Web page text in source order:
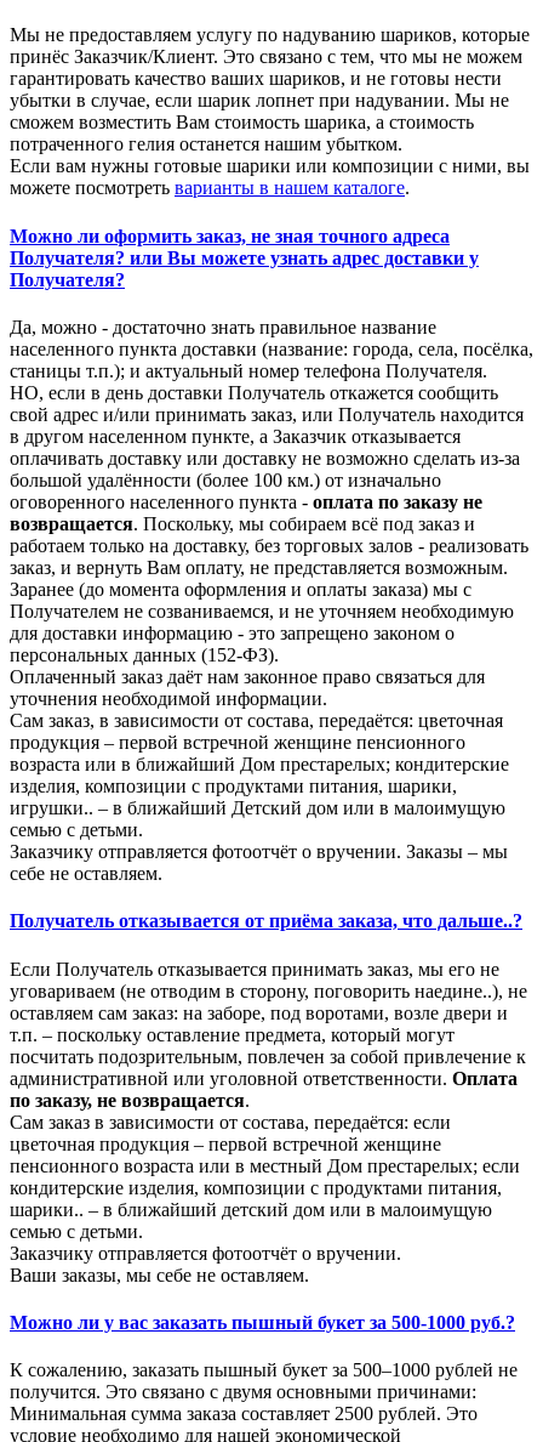
Мы не предоставляем услугу по надуванию шариков, которые
принёс Заказчик/Клиент. Это связано с тем, что мы не можем
гарантировать качество ваших шариков, и не готовы нести
убытки в случае, если шарик лопнет при надувании. Мы не
сможем возместить Вам стоимость шарика, а стоимость
потраченного гелия останется нашим убытком.
Если вам нужны готовые шарики или композиции с ними, вы
можете посмотреть варианты в нашем каталоге.
Можно ли оформить заказ, не зная точного адреса
Получателя? или Вы можете узнать адрес доставки у
Получателя?
Да, можно - достаточно знать правильное название
населенного пункта доставки (название: города, села, посёлка,
станицы т.п.); и актуальный номер телефона Получателя.
НО, если в день доставки Получатель откажется сообщить
свой адрес и/или принимать заказ, или Получатель находится
в другом населенном пункте, а Заказчик отказывается
оплачивать доставку или доставку не возможно сделать из-за
большой удалённости (более 100 км.) от изначально
оговоренного населенного пункта - оплата по заказу не
возвращается. Поскольку, мы собираем всё под заказ и
работаем только на доставку, без торговых залов - реализовать
заказ, и вернуть Вам оплату, не представляется возможным.
Заранее (до момента оформления и оплаты заказа) мы с
Получателем не созваниваемся, и не уточняем необходимую
для доставки информацию - это запрещено законом о
персональных данных (152-ФЗ).
Оплаченный заказ даёт нам законное право связаться для
уточнения необходимой информации.
Сам заказ, в зависимости от состава, передаётся: цветочная
продукция – первой встречной женщине пенсионного
возраста или в ближайший Дом престарелых; кондитерские
изделия, композиции с продуктами питания, шарики,
игрушки.. – в ближайший Детский дом или в малоимущую
семью с детьми.
Заказчику отправляется фотоотчёт о вручении. Заказы – мы
себе не оставляем.
Получатель отказывается от приёма заказа, что дальше..?
Если Получатель отказывается принимать заказ, мы его не
уговариваем (не отводим в сторону, поговорить наедине..), не
оставляем сам заказ: на заборе, под воротами, возле двери и
т.п. – поскольку оставление предмета, который могут
посчитать подозрительным, повлечен за собой привлечение к
административной или уголовной ответственности. Оплата
по заказу, не возвращается.
Сам заказ в зависимости от состава, передаётся: если
цветочная продукция – первой встречной женщине
пенсионного возраста или в местный Дом престарелых; если
кондитерские изделия, композиции с продуктами питания,
шарики.. – в ближайший детский дом или в малоимущую
семью с детьми.
Заказчику отправляется фотоотчёт о вручении.
Ваши заказы, мы себе не оставляем.
Можно ли у вас заказать пышный букет за 500-1000 руб.?
К сожалению, заказать пышный букет за 500–1000 рублей не
получится. Это связано с двумя основными причинами:
Минимальная сумма заказа составляет 2500 рублей. Это
условие необходимо для нашей экономической